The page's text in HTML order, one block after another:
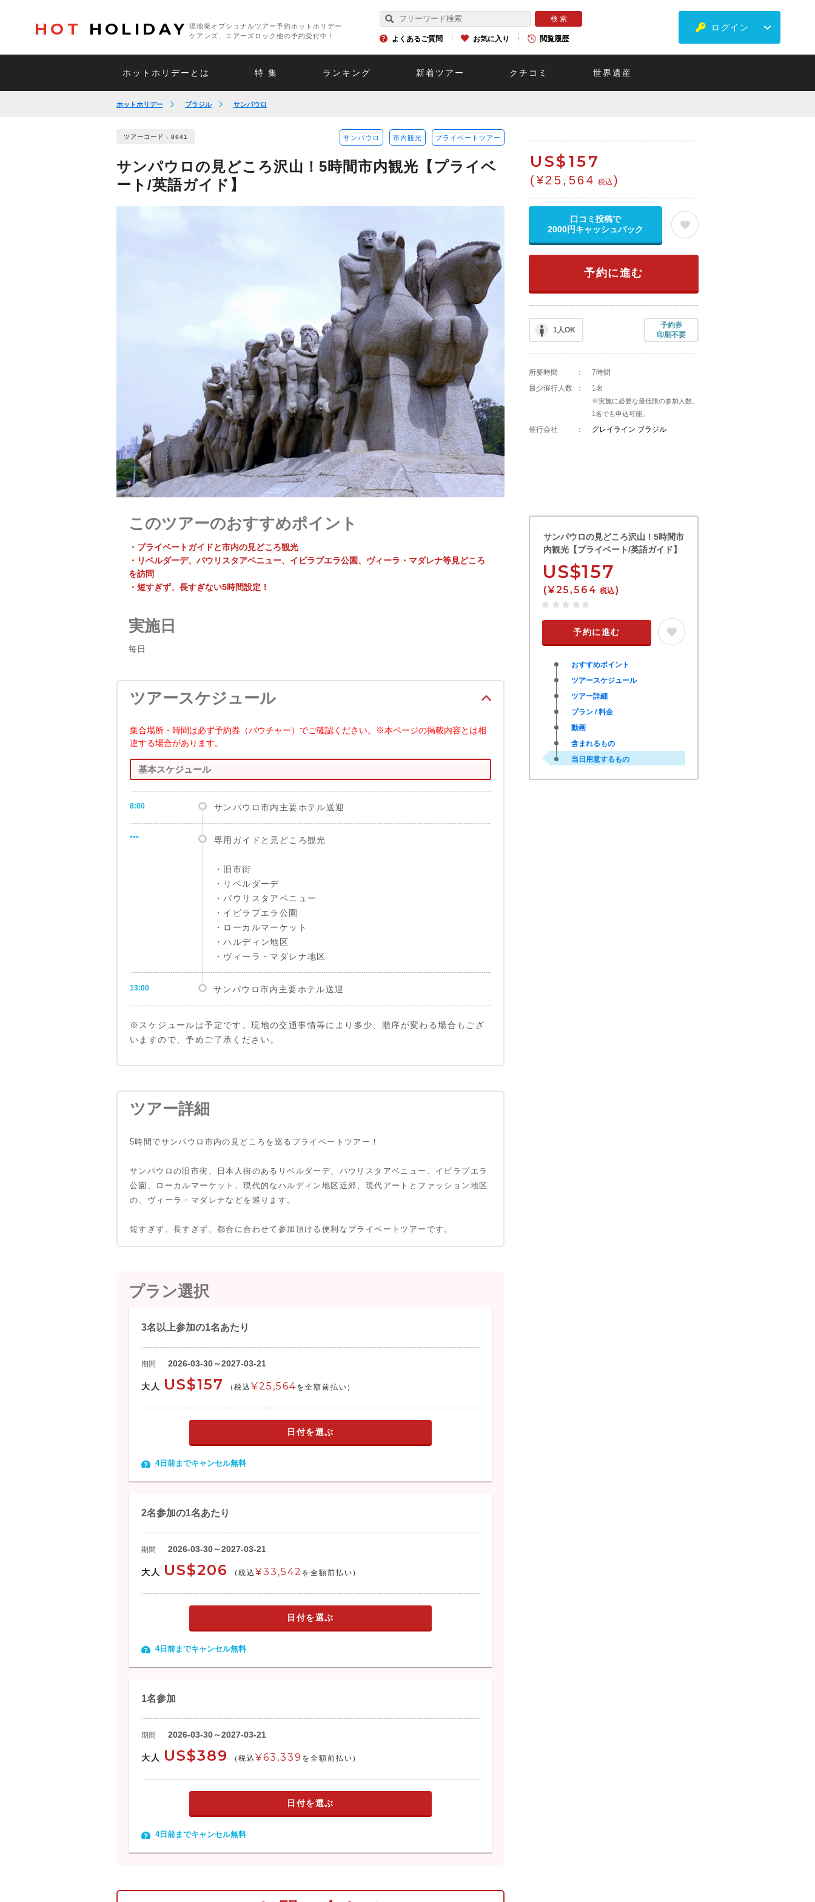
HOT HOLIDAY
現地発オプショナルツアー予約ホットホリデー
ケアンズ、エアーズロック他の予約受付中！
よくあるご質問 お気に入り 閲覧履歴
ログイン
ホットホリデーとは 特 集 ランキング 新着ツアー クチコミ 世界遺産
ホットホリデー ブラジル サンパウロ
ツアーコード : 8641 サンパウロ 市内観光 プライベートツアー
サンパウロの見どころ沢山！5時間市内観光【プライベ
ート/英語ガイド】
US$157
(¥25,564 税込 )
口コミ投稿で
2000円キャッシュバック
予約に進む
1人OK
予約券
印刷不要
所要時間 ：
7時間
最少催行人数
： 1名
※実施に必要な最低限の参加人数。
1名でも申込可能。
催行会社 ： グレイライン ブラジル
このツアーのおすすめポイント
・プライベートガイドと市内の見どころ観光
・リベルダーデ、パウリスタアベニュー、イビラプエラ公園、ヴィーラ・マダレナ等見どころ
を訪問
・短すぎず、長すぎない5時間設定！
実施日
毎日
ツアースケジュール
集合場所・時間は必ず予約券（バウチャー）でご確認ください。※本ページの掲載内容とは相
違する場合があります。
基本スケジュール
8:00 サンパウロ市内主要ホテル送迎
*** 専用ガイドと見どころ観光
・旧市街
・リベルダーデ
・パウリスタアベニュー
・イビラプエラ公園
・ローカルマーケット
・ハルディン地区
・ヴィーラ・マダレナ地区
13:00 サンパウロ市内主要ホテル送迎
※スケジュールは予定です。現地の交通事情等により多少、順序が変わる場合もござ
いますので、予めご了承ください。
ツアー詳細
5時間でサンパウロ市内の見どころを巡るプライベートツアー！
サンパウロの旧市街、日本人街のあるリベルダーデ、パウリスタアベニュー、イビラプエラ
公園、ローカルマーケット、現代的なハルディン地区近郊、現代アートとファッション地区
の、ヴィーラ・マダレナなどを巡ります。
短すぎず、長すぎず、都合に合わせて参加頂ける便利なプライベートツアーです。
プラン選択
3名以上参加の1名あたり
期間 2026-03-30～2027-03-21
大人 US$157 (税込 ¥25,564を全額前払い)
日付を選ぶ
4日前までキャンセル無料
2名参加の1名あたり
期間 2026-03-30～2027-03-21
大人 US$206 (税込 ¥33,542 を全額前払い)
日付を選ぶ
4日前までキャンセル無料
1名参加
期間 2026-03-30～2027-03-21
大人 US$389 (税込 ¥63,339 を全額前払い)
日付を選ぶ
4日前までキャンセル無料
サンパウロの見どころ沢山！5時間市
内観光【プライベート/英語ガイド】
US$157
(¥25,564 税込)
予約に進む
おすすめポイント
ツアースケジュール
ツアー詳細
プラン / 料金
動画
含まれるもの
当日用意するもの